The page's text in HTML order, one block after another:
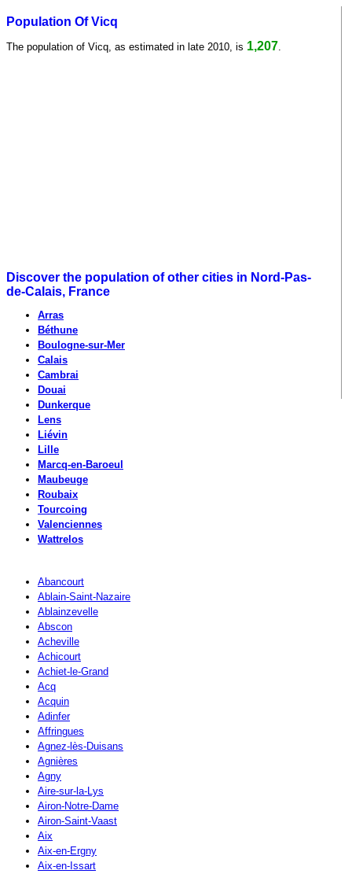
Population Of Vicq
The population of Vicq, as estimated in late 2010, is 1,207
Discover the population of other cities in Nord-Pas-
de-Calais, France
Arras
Béthune
Boulogne-sur-Mer
Calais
Cambrai
Douai
Dunkerque
Lens
Liévin
Lille
Marcq-en-Baroeul
Maubeuge
Roubaix
Tourcoing
Valenciennes
Wattrelos
Abancourt
Ablain-Saint-Nazaire
Ablainzevelle
Abscon
Acheville
Achicourt
Achiet-le-Grand
Acq
Acquin
Adinfer
Affringues
Agnez-lès-Duisans
Agnières
Agny
Aire-sur-la-Lys
Airon-Notre-Dame
Airon-Saint-Vaast
Aix
Aix-en-Ergny
Aix-en-Issart